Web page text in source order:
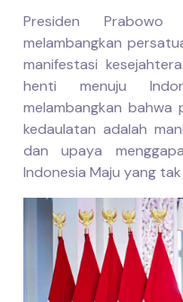
Presiden
melambangkan
manifestasi
henti menuju
melambangkan
kedaulatan adalah
dan upaya
Indonesia Maju yang